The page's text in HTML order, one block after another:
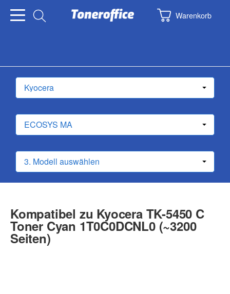
Warenkorb
Kompatibel zu Kyocera TK-5450 C
Toner Cyan 1T0C0DCNL0 (~3200
Seiten)